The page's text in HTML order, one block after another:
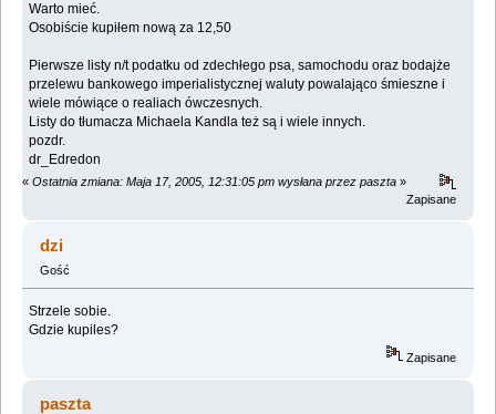
Warto mieć.
Osobiście kupiłem nową za 12,50
Pierwsze listy n/t podatku od zdechłego psa, samochodu oraz bodajże
przelewu bankowego imperialistycznej waluty powalająco śmieszne i
wiele mówiące o realiach ówczesnych.
Listy do tłumacza Michaela Kandla też są i wiele innych.
pozdr.
dr_Edredon
« Ostatnia zmiana: Maja 17, 2005, 12:31:05 pm wysłana przez paszta »
Zapisane
dzi
Gość
Strzele sobie.
Gdzie kupiles?
Zapisane
paszta